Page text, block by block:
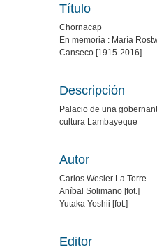
Título
Chornacap
En memoria : María
Canseco [1915-2016]
Descripción
Palacio de una
cultura Lambayeque
Autor
Carlos Wesler La Torre
Aníbal Solimano [fot.]
Yutaka Yoshii [fot.]
Editor